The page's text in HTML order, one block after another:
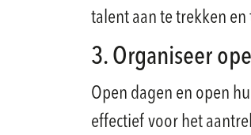
talent aan te trekken
3. Organiseer
Open dagen en open
effectief voor het